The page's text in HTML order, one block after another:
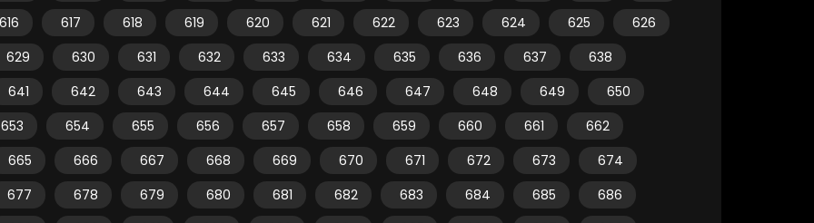
616
617 618 619 620 621 622 623 624 625
626
629
630 631 632 633 634 635 636 637
638
641
642 643 644 645 646 647 648 649
650
653
654 655 656 657 658 659 660 661
662
665
666 667 668 669 670 671 672 673
674
677
678 679 680 681 682 683 684 685
686